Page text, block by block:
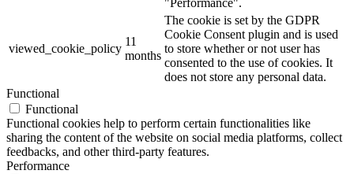
"Performance".
viewed_cookie_policy
11
months
The cookie is set by the GDPR
Cookie Consent plugin and is used
to store whether or not user has
consented to the use of cookies. It
does not store any personal data.
Functional
Functional
Functional cookies help to perform certain functionalities like
sharing the content of the website on social media platforms, collect
feedbacks, and other third-party features.
Performance